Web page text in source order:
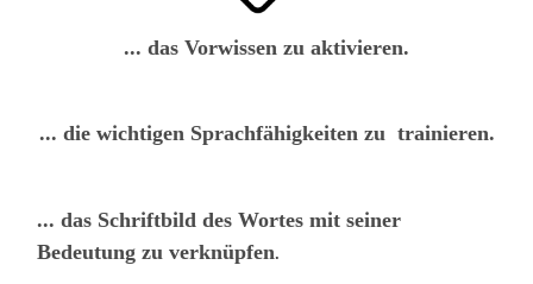
... das Vorwissen zu aktivieren.
... die wichtigen Sprachfähigkeiten zu trainieren.
... das Schriftbild des Wortes mit seiner
Bedeutung zu verknüpfen.